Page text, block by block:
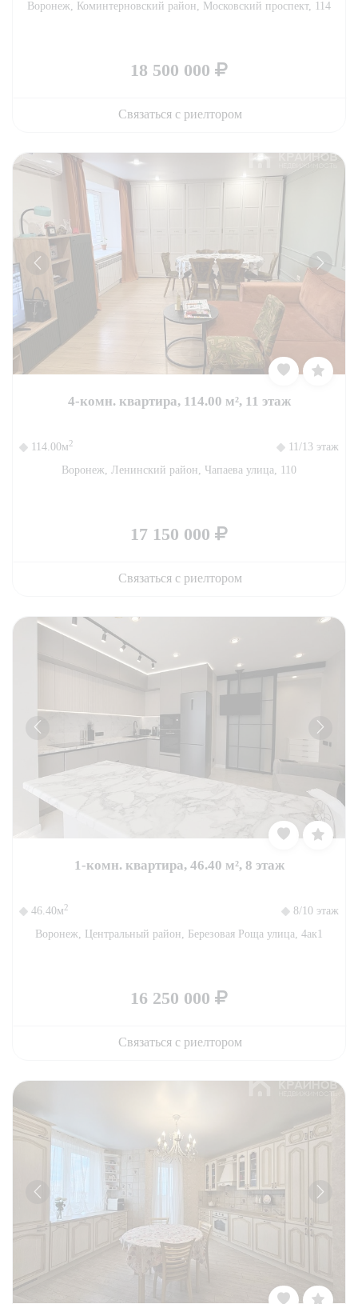
Воронеж, Коминтерновский район, Московский проспект, 114
18 500 000
Связаться с риелтором
4-комн. квартира, 114.00 м², 11 этаж
114.00м2
11/13 этаж
Воронеж, Ленинский район, Чапаева улица, 110
17 150 000
Связаться с риелтором
1-комн. квартира, 46.40 м², 8 этаж
46.40м2
8/10 этаж
Воронеж, Центральный район, Березовая Роща улица, 4ак1
16 250 000
Связаться с риелтором